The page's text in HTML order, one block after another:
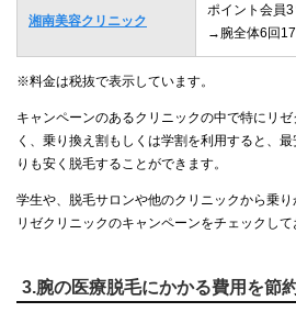
湘南美容クリニック
ポイント会員3
→腕全体6回
※料金は税抜で表示しています。
キャンペーンのあるクリニックの中で特にリ
く、乗り換え割もしくは学割を利用すると、
りも安く脱毛することができます。
学生や、脱毛サロンや他のクリニックから乗り
リゼクリニックのキャンペーンをチェックして
3.腕の医療脱毛にかかる費用を節